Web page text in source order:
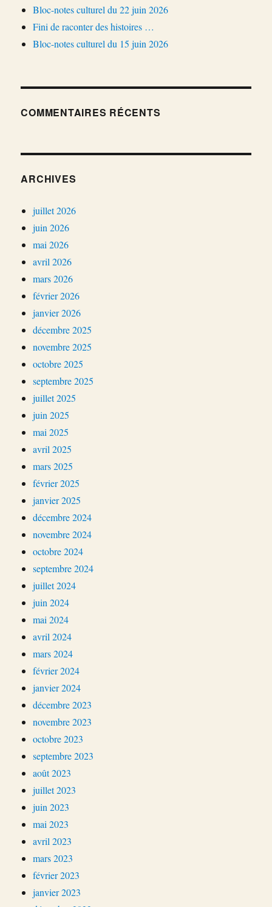
Bloc-notes culturel du 22 juin 2026
Fini de raconter des histoires …
Bloc-notes culturel du 15 juin 2026
COMMENTAIRES RÉCENTS
ARCHIVES
juillet 2026
juin 2026
mai 2026
avril 2026
mars 2026
février 2026
janvier 2026
décembre 2025
novembre 2025
octobre 2025
septembre 2025
juillet 2025
juin 2025
mai 2025
avril 2025
mars 2025
février 2025
janvier 2025
décembre 2024
novembre 2024
octobre 2024
septembre 2024
juillet 2024
juin 2024
mai 2024
avril 2024
mars 2024
février 2024
janvier 2024
décembre 2023
novembre 2023
octobre 2023
septembre 2023
août 2023
juillet 2023
juin 2023
mai 2023
avril 2023
mars 2023
février 2023
janvier 2023